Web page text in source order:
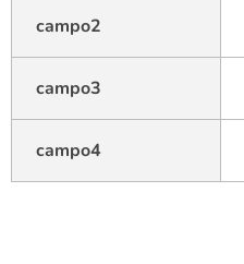
campo2
campo3
campo4